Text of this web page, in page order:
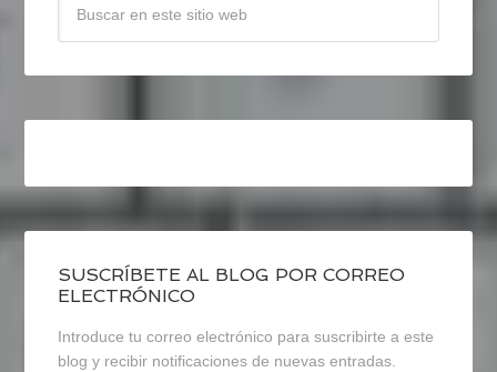
SUSCRÍBETE AL BLOG POR CORREO
ELECTRÓNICO
Introduce tu correo electrónico para suscribirte a este
blog y recibir notificaciones de nuevas entradas.